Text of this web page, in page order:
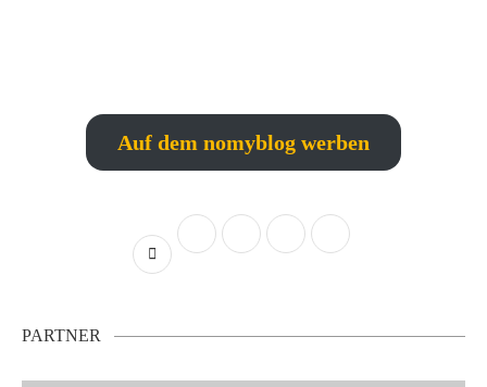
Auf dem nomyblog werben
PARTNER